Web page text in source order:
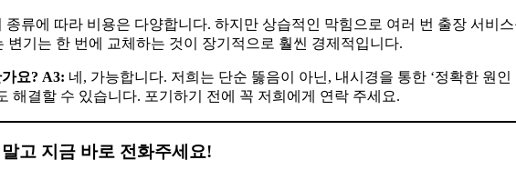
종류에 따라 비용은 다양합니다. 하지만 상습적인 막힘으로 여러 번 출장 서비
기는 한 번에 교체하는 것이 장기적으로 훨씬 경제적입니다.
요? A3: 네, 가능합니다. 저희는 단순 뚫음이 아닌, 내시경을 통한 ‘정확한 원인
해결할 수 있습니다. 포기하기 전에 꼭 저희에게 연락 주세요.
고 지금 바로 전화주세요!